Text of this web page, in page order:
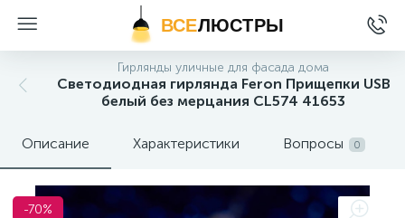
ВСЕЛЮСТРЫ
Гирлянды уличные для фасада дома
Светодиодная гирлянда Feron Прищепки USB
белый без мерцания CL574 41653
Описание Характеристики Вопросы 0
-70%